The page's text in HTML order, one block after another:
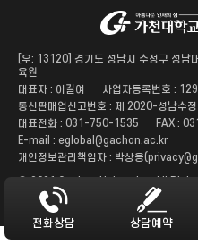
[우: 13120] 경기도 성남시 수정구 성남
육원
대표자 : 이길여
사업자등록번호 :
통신판매업신고번호 : 제 2020-성남수
대표전화 : 031-750-1535
FAX :
E-mail : eglobal@gachon.ac.kr
개인정보관리책임자 : 박상용
전화상담 상담예약